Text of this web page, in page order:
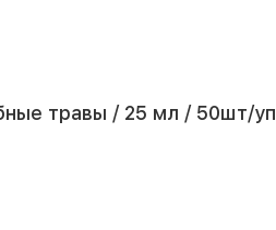
травы / 25 мл / 50шт/уп